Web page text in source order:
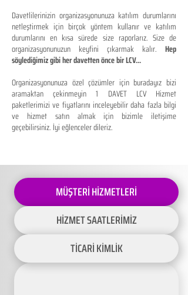
Davetlilerinizin organizasyonunuza katılım durumlarını
netleştirmek için birçok yöntem kullanır ve katılım
durumlarını en kısa sürede size raporlarız. Size de
organizasyonunuzun keyfini çıkarmak kalır. Hep
söylediğimiz gibi her davetten önce bir LCV...
Organizasyonunuza özel çözümler için buradayız bizi
aramaktan çekinmeyin 1 DAVET LCV Hizmet
paketlerimizi ve fiyatlarını inceleyebilir daha fazla bilgi
ve hizmet satın almak için bizimle iletişime
geçebilirsiniz. İyi eğlenceler dileriz.
MÜŞTERİ HİZMETLERİ
HİZMET SAATLERİMİZ
TİCARİ KİMLİK